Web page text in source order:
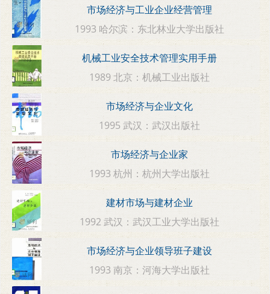
市场经济与工业企业经营管理
1993 哈尔滨：东北林业大学出版社
机械工业安全技术管理实用手册
1989 北京：机械工业出版社
市场经济与企业文化
1995 武汉：武汉出版社
市场经济与企业家
1993 杭州：杭州大学出版社
建材市场与建材企业
1992 武汉：武汉工业大学出版社
市场经济与企业领导班子建设
1993 南京：河海大学出版社